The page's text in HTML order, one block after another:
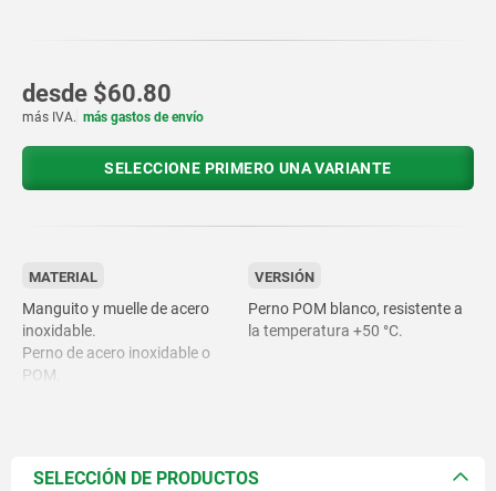
desde $60.80
más IVA. más gastos de envío
SELECCIONE PRIMERO UNA VARIANTE
MATERIAL
Manguito y muelle de acero
inoxidable.
Perno de acero inoxidable o
POM.
VERSIÓN
Perno POM blanco, resistente a
la temperatura +50 °C.
SELECCIÓN DE PRODUCTOS